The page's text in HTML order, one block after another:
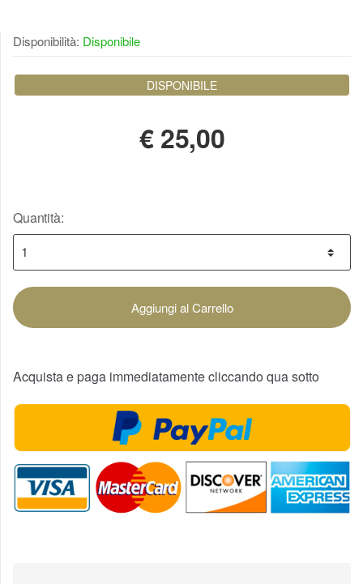
Disponibilità: Disponibile
DISPONIBILE
€25,00
Quantità:
Aggiungi al Carrello
Acquista e paga immediatamente cliccando qua sotto